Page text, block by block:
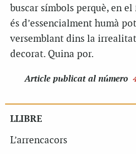
buscar símbols perquè, en
és d’essencialment humà
versemblant dins la
decorat. Quina por.
Article publicat al número
LLIBRE
L’arrencacors